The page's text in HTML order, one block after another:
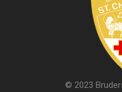
© 2023